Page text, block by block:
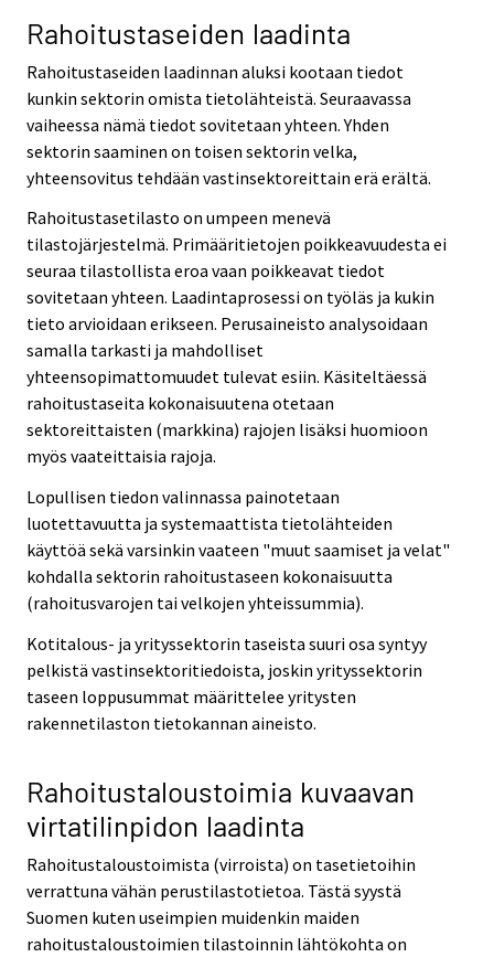
Rahoitustaseiden laadinta
Rahoitustaseiden laadinnan aluksi kootaan tiedot
kunkin sektorin omista tietolähteistä. Seuraavassa
vaiheessa nämä tiedot sovitetaan yhteen. Yhden
sektorin saaminen on toisen sektorin velka,
yhteensovitus tehdään vastinsektoreittain erä erältä.
Rahoitustasetilasto on umpeen menevä
tilastojärjestelmä. Primääritietojen poikkeavuudesta ei
seuraa tilastollista eroa vaan poikkeavat tiedot
sovitetaan yhteen. Laadintaprosessi on työläs ja kukin
tieto arvioidaan erikseen. Perusaineisto analysoidaan
samalla tarkasti ja mahdolliset
yhteensopimattomuudet tulevat esiin. Käsiteltäessä
rahoitustaseita kokonaisuutena otetaan
sektoreittaisten (markkina) rajojen lisäksi huomioon
myös vaateittaisia rajoja.
Lopullisen tiedon valinnassa painotetaan
luotettavuutta ja systemaattista tietolähteiden
käyttöä sekä varsinkin vaateen "muut saamiset ja velat"
kohdalla sektorin rahoitustaseen kokonaisuutta
(rahoitusvarojen tai velkojen yhteissummia).
Kotitalous- ja yrityssektorin taseista suuri osa syntyy
pelkistä vastinsektoritiedoista, joskin yrityssektorin
taseen loppusummat määrittelee yritysten
rakennetilaston tietokannan aineisto.
Rahoitustaloustoimia kuvaavan
virtatilinpidon laadinta
Rahoitustaloustoimista (virroista) on tasetietoihin
verrattuna vähän perustilastotietoa. Tästä syystä
Suomen kuten useimpien muidenkin maiden
rahoitustaloustoimien tilastoinnin lähtökohta on